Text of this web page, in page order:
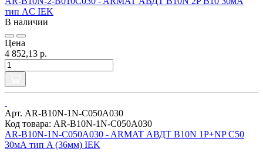
тип AC IEK
В наличии
Цена
4 852,13 р.
Арт. AR-B10N-1N-C050A030
Код товара: AR-B10N-1N-C050A030
AR-B10N-1N-C050A030 - ARMAT АВДТ B10N 1P+NP C50
30мА тип A (36мм) IEK